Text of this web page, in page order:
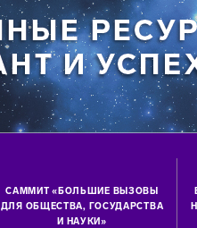
САММИТ «БОЛЬШИЕ ВЫЗОВЫ
ДЛЯ ОБЩЕСТВА, ГОСУДАРСТВА
И НАУКИ»